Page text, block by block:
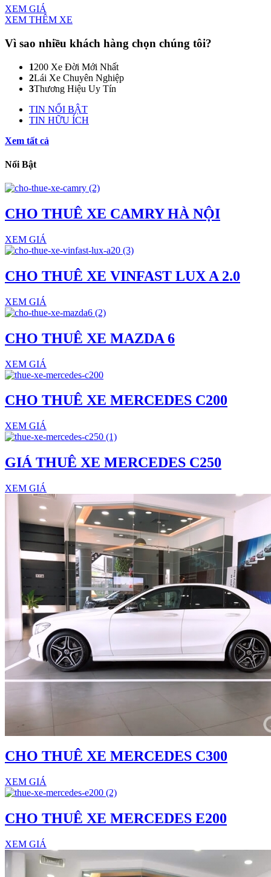
XEM GIÁ
XEM THÊM XE
Vì sao nhiều khách hàng chọn chúng tôi?
1200 Xe Đời Mới Nhất
2Lái Xe Chuyên Nghiệp
3Thương Hiệu Uy Tín
TIN NỔI BẬT
TIN HỮU ÍCH
Xem tất cả
Nổi Bật
CHO THUÊ XE CAMRY HÀ NỘI
XEM GIÁ
CHO THUÊ XE VINFAST LUX A 2.0
XEM GIÁ
CHO THUÊ XE MAZDA 6
XEM GIÁ
CHO THUÊ XE MERCEDES C200
XEM GIÁ
GIÁ THUÊ XE MERCEDES C250
XEM GIÁ
CHO THUÊ XE MERCEDES C300
XEM GIÁ
CHO THUÊ XE MERCEDES E200
XEM GIÁ